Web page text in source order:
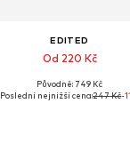
EDITED
Od 220 Kč
Dostupné velikosti: XS, S, M
Původně: 749 Kč
Poslední nejnižší cena:247 Kč-